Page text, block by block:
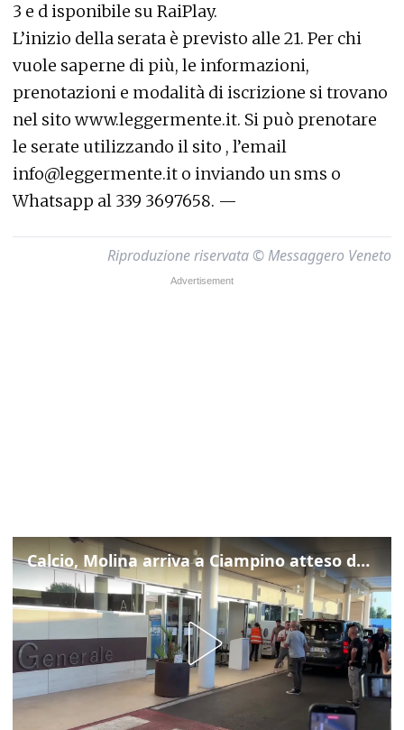
3 e d isponibile su RaiPlay.
L’inizio della serata è previsto alle 21. Per chi
vuole saperne di più, le informazioni,
prenotazioni e modalità di iscrizione si trovano
nel sito www.leggermente.it. Si può prenotare
le serate utilizzando il sito , l’email
info@leggermente.it o inviando un sms o
Whatsapp al 339 3697658. —
Riproduzione riservata © Messaggero Veneto
Calcio, Molina arriva a Ciampino atteso dalla Roma